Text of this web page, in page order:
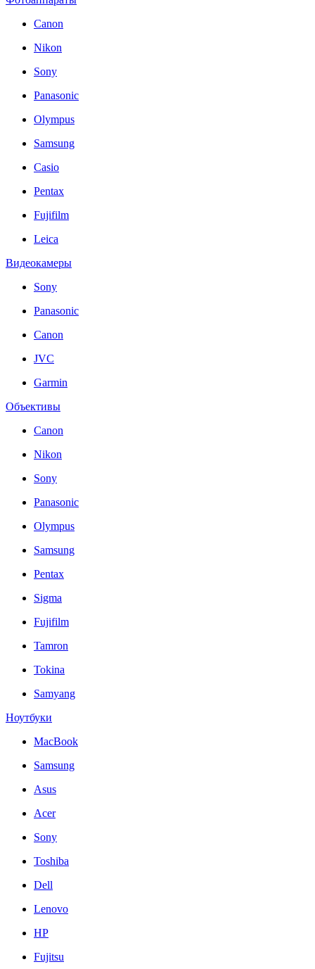
Canon
Nikon
Sony
Panasonic
Olympus
Samsung
Casio
Pentax
Fujifilm
Leica
Видеокамеры
Sony
Panasonic
Canon
JVC
Garmin
Объективы
Canon
Nikon
Sony
Panasonic
Olympus
Samsung
Pentax
Sigma
Fujifilm
Tamron
Tokina
Samyang
Ноутбуки
MacBook
Samsung
Asus
Acer
Sony
Toshiba
Dell
Lenovo
HP
Fujitsu